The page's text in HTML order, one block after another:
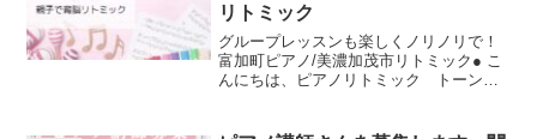
リトミック
グループレッスンも楽しくノリノリで！
富加町ピアノ/美濃加茂市リトミック● こ
んにちは、ピアノリトミック トーン